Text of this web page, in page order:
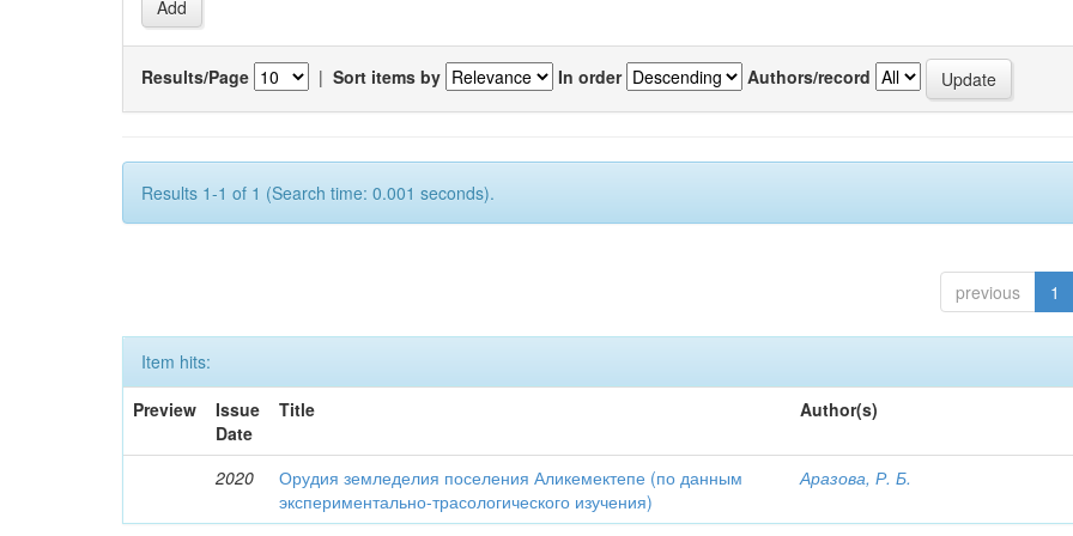
Results/Page | Sort items by In order Authors/record
Results 1-1 of 1 (Search time: 0.001 seconds).
previous 1
Item hits:
Preview
Issue
Date
Title Author(s)
2020
Орудия земледелия поселения Аликемектепе (по данным
экспериментально-трасологического изучения)
Аразова, Р. Б.